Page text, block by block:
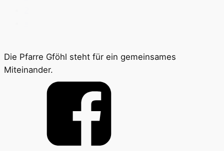
Die Pfarre Gföhl steht für ein gemeinsames
Miteinander.